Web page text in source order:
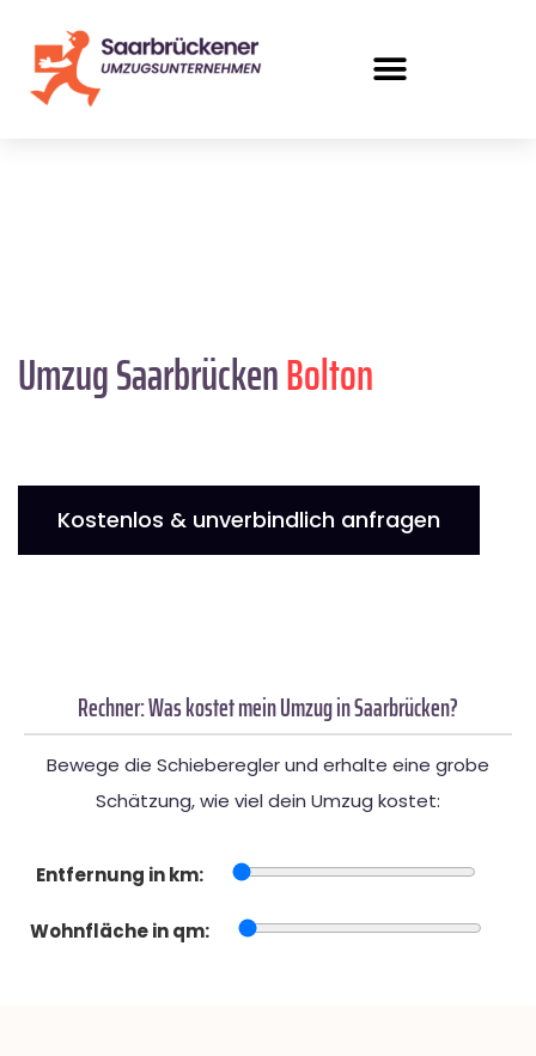
Umzug SaarbrückenBolton
Kostenlos & unverbindlich anfragen
Rechner: Was kostet mein Umzug in Saarbrücken?
Bewege die Schieberegler und erhalte eine grobe
Schätzung, wie viel dein Umzug kostet:
Entfernung in km:
Wohnfläche in qm: